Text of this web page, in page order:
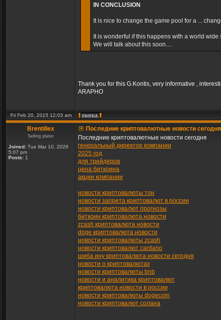
IN CONCLUSION
It is nice to change the game pool for a ...
It is wonderful if this happens with a world
We will talk about this soon....
Thank you for this G.Kontis, very informative ,
ARAPHO
Fri Feb 20, 2015 12:03 am
Brentillex
Selling plater
Joined: Tue Mar 10, 2026
5:07 pm
Posts: 1
Последние криптовалютные новости сегодня
Последние криптовалютные новости сегодня
генеральный директор компании
2025 год
для трейдеров
цена биткоина
акции компании
новости криптовалюты тон
новости запрета криптовалют в россии
новости криптовалют прогнозы
биткоин криптовалюта новости
zcash криптовалюта новости
doge криптовалюта новости
новости криптовалюты zcash
новости криптовалют cardano
шиба ину криптовалюта новости сегодня
новости о криптовалютах
новости криптовалюты bnb
новости и аналитика криптовалют
криптовалюта новости в россии
новости криптовалюты dogecoin
новости криптовалют солана